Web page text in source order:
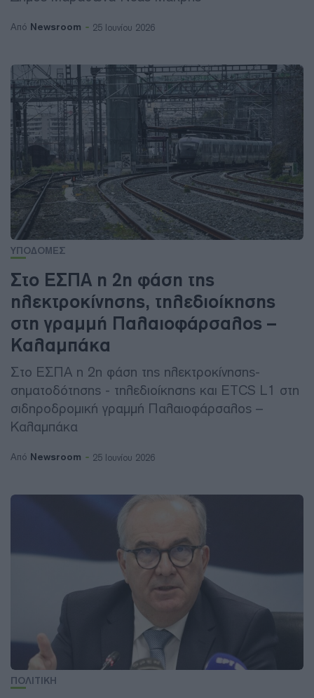
Από Newsroom 25 Ιουνίου 2026
ΥΠΟΔΟΜΕΣ
Στο ΕΣΠΑ η 2η φάση της
ηλεκτροκίνησης, τηλεδιοίκησης
στη γραμμή Παλαιοφάρσαλος –
Καλαμπάκα
Στο ΕΣΠΑ η 2η φάση της ηλεκτροκίνησης-
σηματοδότησης - τηλεδιοίκησης και ETCS L1 στη
σιδηροδρομική γραμμή Παλαιοφάρσαλος –
Καλαμπάκα
Από Newsroom 25 Ιουνίου 2026
ΠΟΛΙΤΙΚΗ